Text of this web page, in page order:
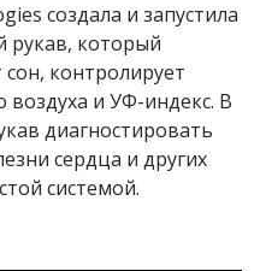
создала и запустила
рукав, который
контролирует
воздуха и УФ-индекс. В
диагностировать
сердца и других
системой.